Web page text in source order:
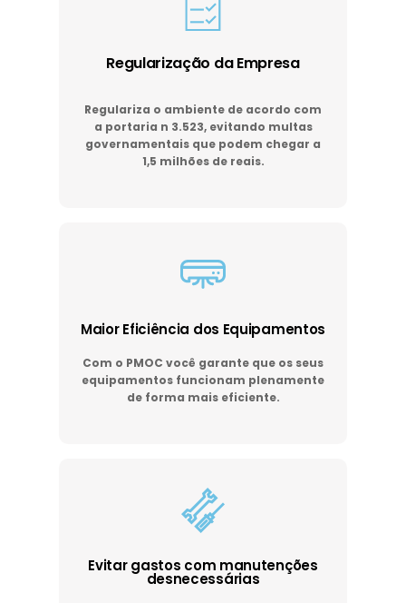
Regularização da Empresa
Regulariza o ambiente de acordo com
a portaria n 3.523, evitando multas
governamentais que podem chegar a
1,5 milhões de reais.
Maior Eficiência dos Equipamentos
Com o PMOC você garante que os seus
equipamentos funcionam plenamente
de forma mais eficiente.
Evitar gastos com manutenções
desnecessárias